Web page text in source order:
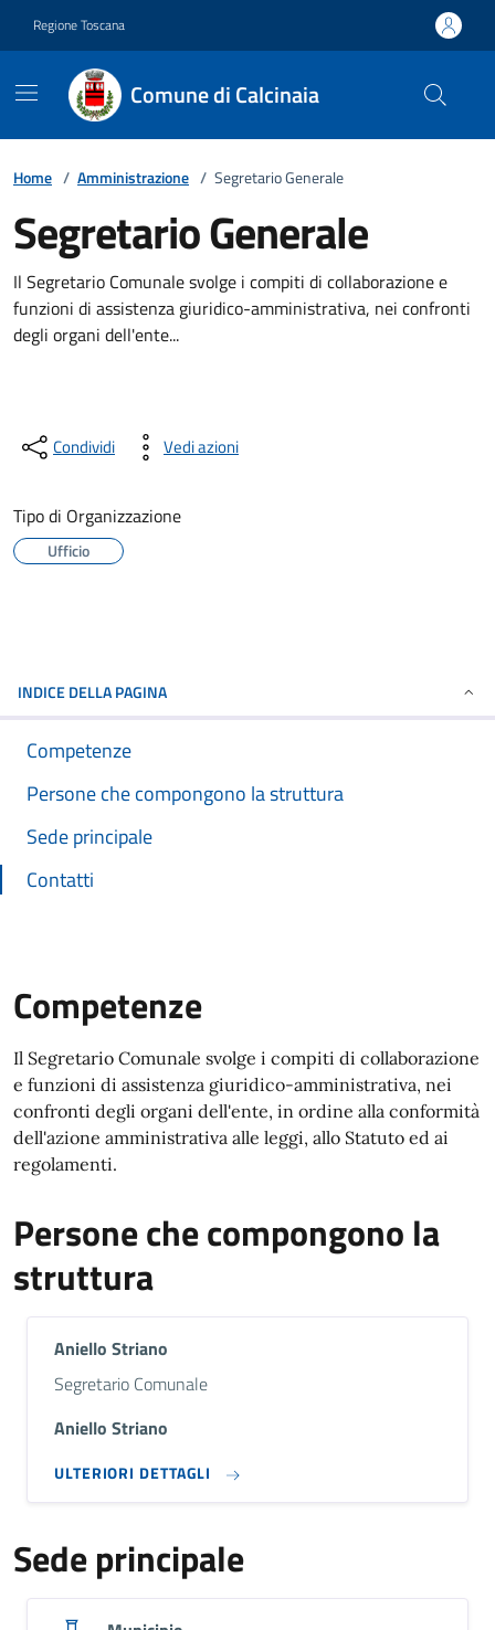
Regione Toscana
Comune di Calcinaia
Home / Amministrazione / Segretario Generale
Segretario Generale
Il Segretario Comunale svolge i compiti di collaborazione e
funzioni di assistenza giuridico-amministrativa, nei confronti
degli organi dell'ente...
Condividi Vedi azioni
Tipo di Organizzazione
Ufficio
INDICE DELLA PAGINA
Competenze
Persone che compongono la struttura
Sede principale
Contatti
Competenze
Il Segretario Comunale svolge i compiti di collaborazione
e funzioni di assistenza giuridico-amministrativa, nei
confronti degli organi dell'ente, in ordine alla conformità
dell'azione amministrativa alle leggi, allo Statuto ed ai
regolamenti.
Persone che compongono la
struttura
Aniello Striano
Descrizione breve
Segretario Comunale
Aniello Striano
ULTERIORI DETTAGLI
Sede principale